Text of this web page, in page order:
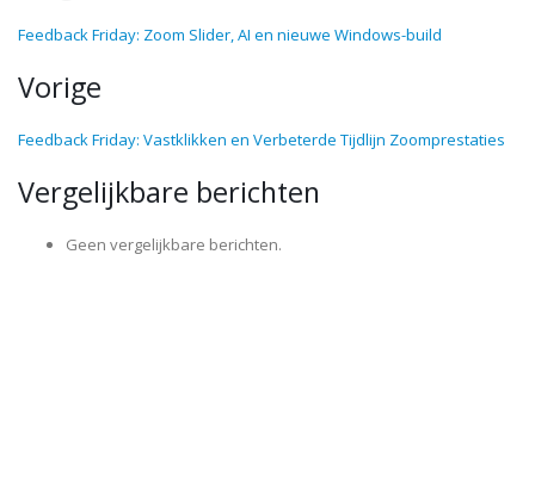
Feedback Friday: Zoom Slider, AI en nieuwe Windows-build
Vorige
Feedback Friday: Vastklikken en Verbeterde Tijdlijn Zoomprestaties
Vergelijkbare berichten
Geen vergelijkbare berichten.